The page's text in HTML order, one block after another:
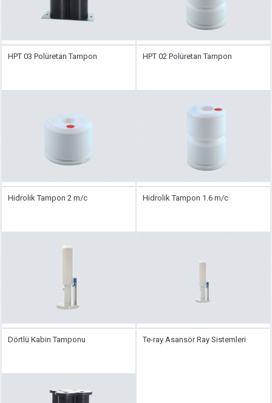
HPT 03 Polüretan Tampon HPT 02 Polüretan Tampon
Hidrolik Tampon 2 m/c Hidrolik Tampon 1.6 m/c
Dörtlü Kabin Tamponu Te-ray Asansör Ray Sistemleri